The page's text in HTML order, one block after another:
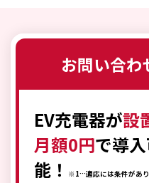
お問い合
EV充電器が設
月額0円で導
能！
※1…適応には条件があ